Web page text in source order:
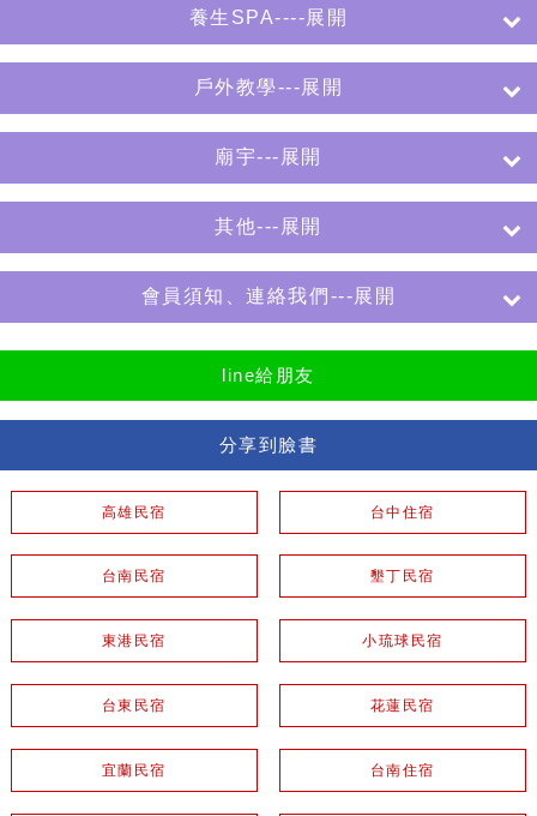
養生SPA----展開
戶外教學---展開
廟宇---展開
其他---展開
會員須知、連絡我們---展開
line給朋友
分享到臉書
高雄民宿 台中住宿
台南民宿 墾丁民宿
東港民宿 小琉球民宿
台東民宿 花蓮民宿
宜蘭民宿 台南住宿